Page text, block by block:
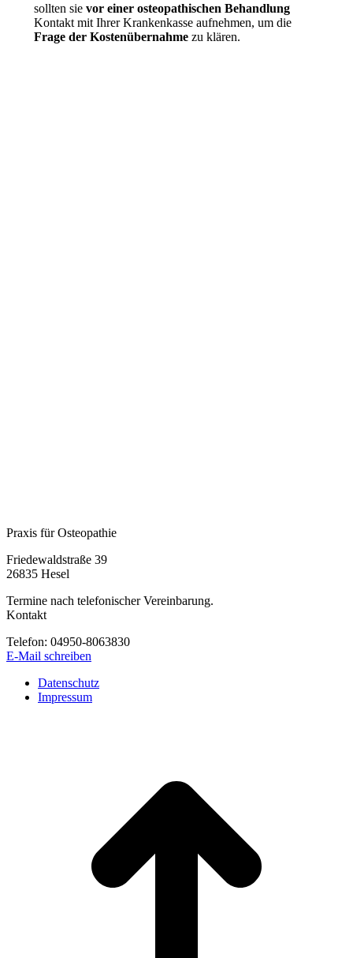
sollten sie vor einer osteopathischen Behandlung
Kontakt mit Ihrer Krankenkasse aufnehmen, um die
Frage der Kostenübernahme zu klären.
Praxis für Osteopathie
Friedewaldstraße 39
26835 Hesel
Termine nach telefonischer Vereinbarung.
Kontakt
Telefon: 04950-8063830
E-Mail schreiben
Datenschutz
Impressum